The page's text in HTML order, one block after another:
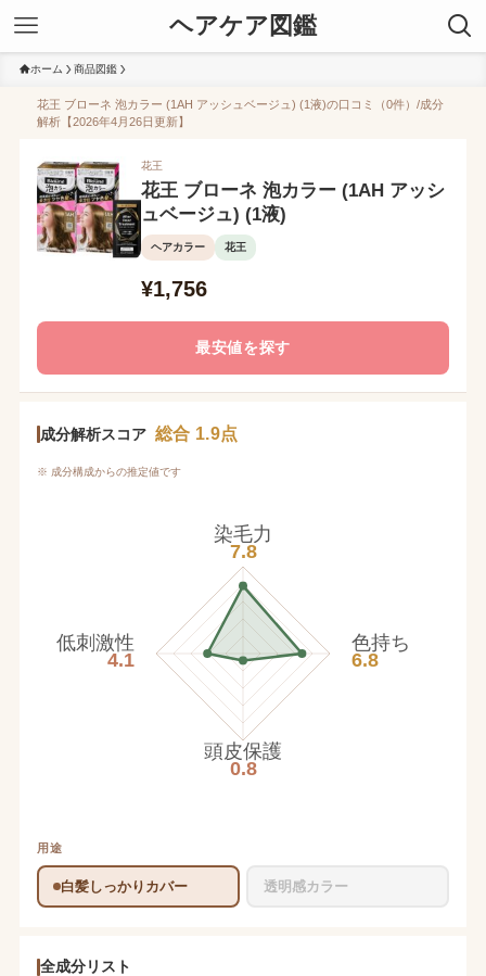
ヘアケア図鑑
ホーム 商品図鑑
花王 ブローネ 泡カラー (1AH アッシュベージュ) (1液)の口コミ（0件）/成分
解析【2026年4月26日更新】
花王
花王 ブローネ 泡カラー (1AH アッシ
ュベージュ) (1液)
ヘアカラー 花王
¥1,756
最安値を探す
成分解析スコア 総合 1.9点
※ 成分構成からの推定値です
染毛力
7.8
色持ち
6.8
頭皮保護
0.8
低刺激性
4.1
用途
白髪しっかりカバー 透明感カラー
全成分リスト